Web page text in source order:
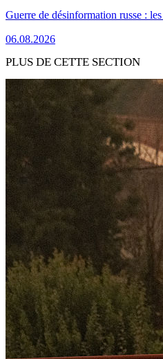
Guerre de désinformation russe :
06.08.2026
PLUS DE CETTE SECTION